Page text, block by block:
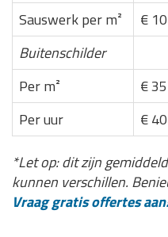
Sauswerk per m²
€
Buitenschilder
Per m²
€
Per uur
€
*Let op: dit zijn
kunnen verschillen.
Vraag gratis offertes